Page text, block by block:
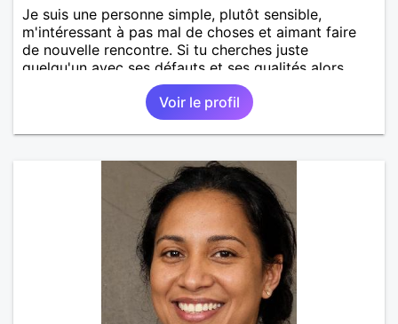
Je suis une personne simple, plutôt sensible,
m'intéressant à pas mal de choses et aimant faire
de nouvelle rencontre. Si tu cherches juste
quelqu'un avec ses défauts et ses qualités alors
pourquoi ne pas faire connaissance?
Voir le profil